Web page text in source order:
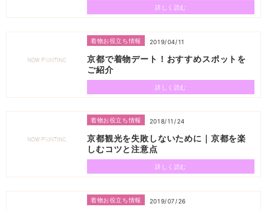
詳しく読む
着物お役立ち情報 2019/04/11
京都で着物デート！おすすめスポットを
ご紹介
詳しく読む
着物お役立ち情報 2018/11/24
京都観光を失敗しないために｜京都を楽
しむコツと注意点
詳しく読む
着物お役立ち情報 2019/07/26